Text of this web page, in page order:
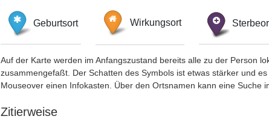
Geburtsort Wirkungsort
Auf der Karte werden im Anfangszustand bereits alle zu der Person
zusammengefaßt. Der Schatten des Symbols ist etwas stärker und
Mouseover einen Infokasten. Über den Ortsnamen kann eine Suche
Zitierweise